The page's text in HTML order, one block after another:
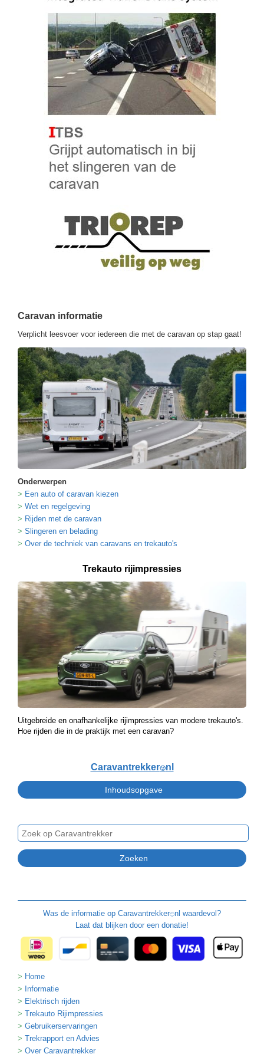
Caravan informatie
Verplicht leesvoer voor iedereen die met de caravan op stap gaat!
Onderwerpen
Een auto of caravan kiezen
Wet en regelgeving
Rijden met de caravan
Slingeren en belading
Over de techniek van caravans en trekauto's
Trekauto rijimpressies
Uitgebreide en onafhankelijke rijimpressies van modere trekauto's.
Hoe rijden die in de praktijk met een caravan?
Caravantrekker🙂nl
Was de informatie op Caravantrekker🙂nl waardevol?
Laat dat blijken door een donatie!
Home
Informatie
Elektrisch rijden
Trekauto Rijimpressies
Gebruikerservaringen
Trekrapport en Advies
Over Caravantrekker